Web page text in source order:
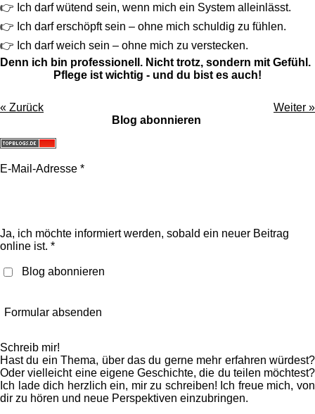
👉 Ich darf wütend sein, wenn mich ein System alleinlässt.
👉 Ich darf erschöpft sein – ohne mich schuldig zu fühlen.
👉 Ich darf weich sein – ohne mich zu verstecken.
Denn ich bin professionell. Nicht trotz, sondern mit Gefühl.
Pflege ist wichtig - und du bist es auch!
« Zurück Weiter »
Blog abonnieren
E-Mail-Adresse *
Ja, ich möchte informiert werden, sobald ein neuer Beitrag
online ist. *
Blog abonnieren
Formular absenden
Schreib mir!
Hast du ein Thema, über das du gerne mehr erfahren würdest?
Oder vielleicht eine eigene Geschichte, die du teilen möchtest?
Ich lade dich herzlich ein, mir zu schreiben! Ich freue mich, von
dir zu hören und neue Perspektiven einzubringen.